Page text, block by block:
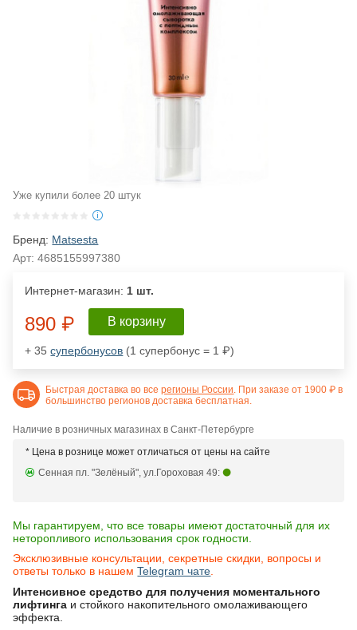
Уже купили более 20 штук
Бренд: Matsesta
Арт:4685155997380
Интернет-магазин: 1 шт.
890 ₽ В корзину
+ 35супербонусов (1 супербонус = 1 ₽)
Быстрая доставка во всерегионы России . При заказе от 1900 ₽ в
большинство регионов доставка бесплатная.
Наличие в розничных магазинах в Санкт-Петербурге
* Цена в рознице может отличаться от цены на сайте
Сенная пл. "Зелёный", ул.Гороховая 49:
Мы гарантируем, что все товары имеют достаточный для их
неторопливого использования срок годности.
Эксклюзивные консультации, секретные скидки, вопросы и
ответы только в нашемTelegram чате.
Интенсивное средство для получения моментального
лифтинга и стойкого накопительного омолаживающего
эффекта.